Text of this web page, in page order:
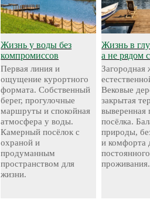
Жизнь у воды без
компромиссов
Первая линия и
ощущение курортного
формата. Собственный
берег, прогулочные
маршруты и спокойная
атмосфера у воды.
Камерный посёлок с
охраной и
продуманным
пространством для
жизни.
Жизнь в
а не рядом
Загородная
Вековые
закрытая
выверенная
посёлка.
природы,
и комфорта
постоянного
проживания.